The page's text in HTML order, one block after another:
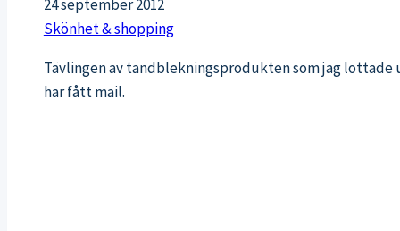
24 september 2012
Skönhet & shopping
Tävlingen av tandblekningsprodukten som jag
har fått mail.